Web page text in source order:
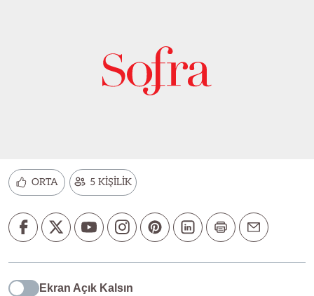
ORTA 5 KİŞİLİK
Ekran Açık Kalsın